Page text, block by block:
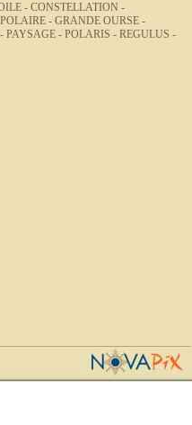
- CONSTELLATION -
- GRANDE OURSE -
PAYSAGE - POLARIS - REGULUS -